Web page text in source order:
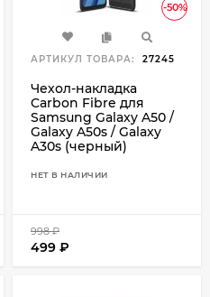
-50%
АРТИКУЛ ТОВАРА: 27245
Чехол-накладка
Carbon Fibre для
Samsung Galaxy A50 /
Galaxy A50s / Galaxy
A30s (черный)
НЕТ В НАЛИЧИИ
998₽
499 ₽